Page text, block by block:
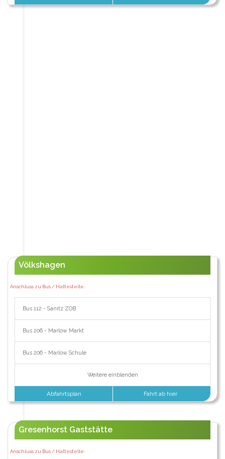
Völkshagen
Anschluss zu Bus / Haltestelle:
Bus 112 - Sanitz ZOB
Bus 206 - Marlow Markt
Bus 206 - Marlow Schule
Weitere einblenden
Abfahrtsplan Fahrt ab hier
Gresenhorst Gaststätte
Anschluss zu Bus / Haltestelle: